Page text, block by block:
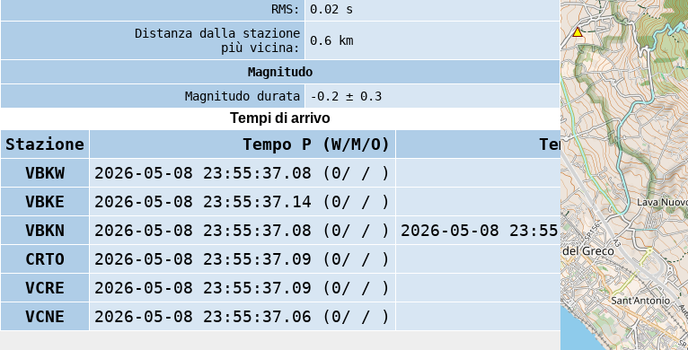
RMS:
0.02 s
Distanza dalla stazione
più vicina:
0.6 km
Magnitudo
Magnitudo durata
-0.2 ± 0.3
Tempi di arrivo
Stazione Tempo P (W/M/O) Tempo S (W/M/O)
VBKW
2026-05-08 23:55:37.08 (0/ / )
VBKE
2026-05-08 23:55:37.14 (0/ / )
VBKN
2026-05-08 23:55:37.08 (0/ / )
2026-05-08 23:55:37.5 (0/ / )
CRTO
2026-05-08 23:55:37.09 (0/ / )
VCRE
2026-05-08 23:55:37.09 (0/ / )
VCNE
2026-05-08 23:55:37.06 (0/ / )